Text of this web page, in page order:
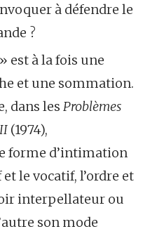
à défendre le
?
est à la fois une
et une sommation.
dans les Problèmes
(1974),
forme d’intimation
le vocatif, l’ordre et
interpellateur ou
son mode